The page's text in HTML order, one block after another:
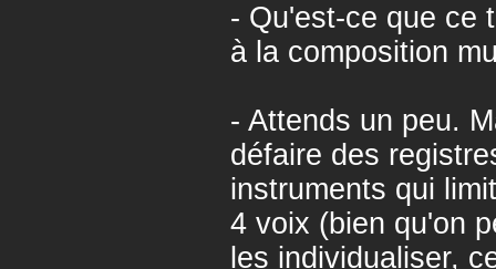
- Qu'est-ce que ce
à la composition
- Attends un peu.
défaire des
instruments qui
4 voix (bien qu'on
les individualiser,